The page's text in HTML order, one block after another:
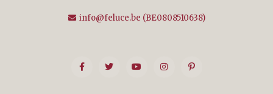
info@feluce.be (BE0808510638)